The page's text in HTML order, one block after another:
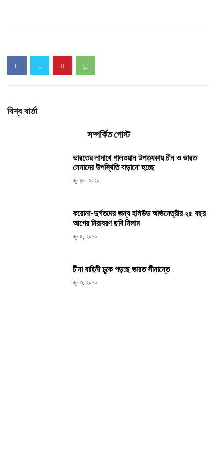
বিশ্ব বার্তা
সম্পর্কিত পোস্ট
ভারতের লাদাখে গালওয়ান উপত্যকায় চীন ও ভারত
সেনাদের উপস্থিতি বাড়ানো হচ্ছে
জুন ১৮, ২০২০
করোনা-দুর্গতদের জন্য হলিউড অভিনেত্রীর ২৫ বছর
আগের নিরাবরণ ছবি নিলাম
জুন ৪, ২০২০
চীনা বাহিনী ঢুকে পড়ছে ভারত সীমান্তে
জুন ৩, ২০২০